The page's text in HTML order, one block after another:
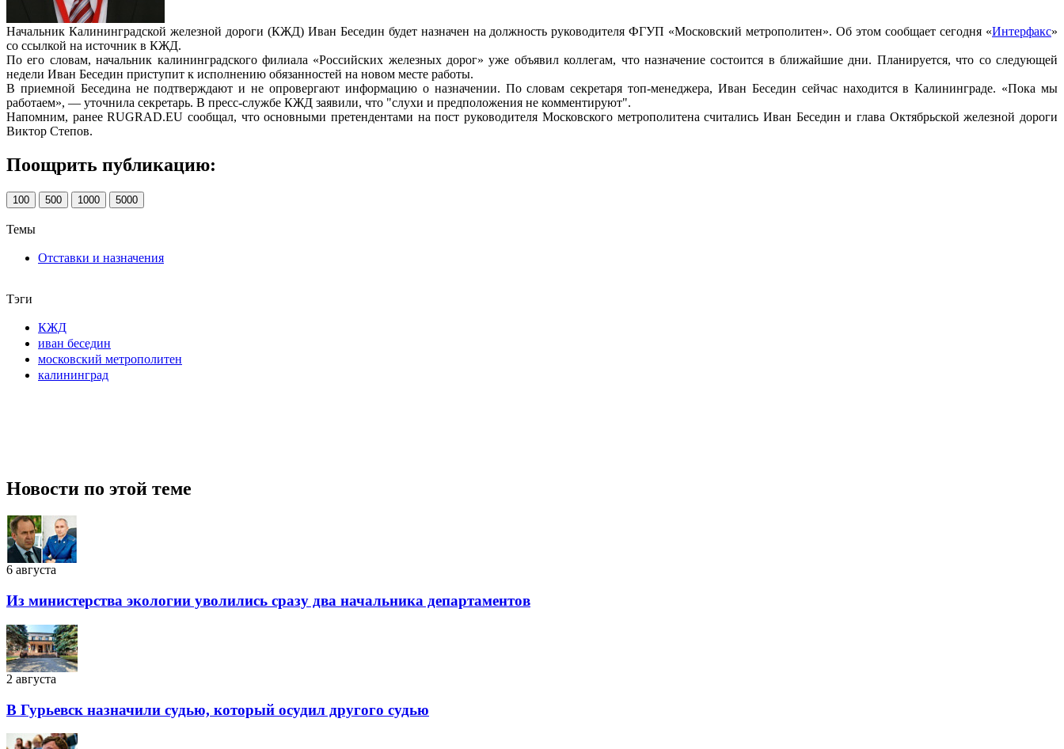
Начальник Калининградской железной дороги (КЖД) Иван Беседин будет назначен на должность руководителя ФГУП «Московский метрополитен». Об этом сообщает сегодня «Интерфакс»
со ссылкой на источник в КЖД.
По его словам, начальник калининградского филиала «Российских железных дорог» уже объявил коллегам, что назначение состоится в ближайшие дни. Планируется, что со следующей
недели Иван Беседин приступит к исполнению обязанностей на новом месте работы.
В приемной Беседина не подтверждают и не опровергают информацию о назначении. По словам секретаря топ-менеджера, Иван Беседин сейчас находится в Калининграде. «Пока мы
работаем», — уточнила секретарь. В пресс-службе КЖД заявили, что "слухи и предположения не комментируют".
Напомним, ранее RUGRAD.EU сообщал, что основными претендентами на пост руководителя Московского метрополитена считались Иван Беседин и глава Октябрьской железной дороги
Виктор Степов.
Поощрить публикацию:
100 500 1000 5000
Темы
Отставки и назначения
Тэги
КЖД
иван беседин
московский метрополитен
калининград
Новости по этой теме
6 августа
Из министерства экологии уволились сразу два начальника департаментов
2 августа
В Гурьевск назначили судью, который осудил другого судью